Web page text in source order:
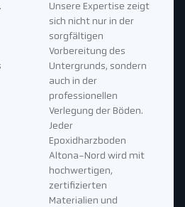
Unsere Expertise zeigt
sich nicht nur in der
sorgfältigen
Vorbereitung des
Untergrunds, sondern
auch in der
professionellen
Verlegung der Böden.
Jeder
Epoxidharzboden
Altona-Nord wird mit
hochwertigen,
zertifizierten
Materialien und